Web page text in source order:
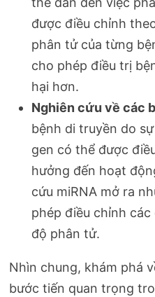
được điều chỉnh
phân tử của từng
cho phép điều trị
hại hơn.
Nghiên cứu về các
bệnh di truyền do
gen có thể được
hưởng đến hoạt
cứu miRNA mở ra
phép điều chỉnh
độ phân tử.
Nhìn chung, khám phá
bước tiến quan trọng